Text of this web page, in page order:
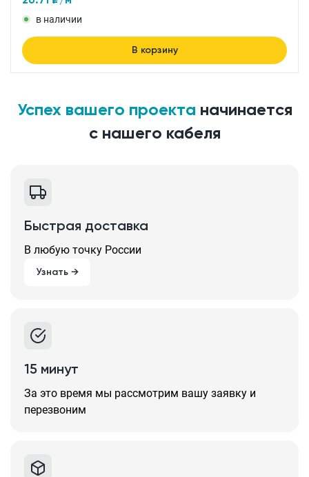
в наличии
В корзину
Успех вашего проекта начинается
с нашего кабеля
Быстрая доставка
В любую точку России
Узнать →
15 минут
За это время мы рассмотрим вашу заявку и
перезвоним